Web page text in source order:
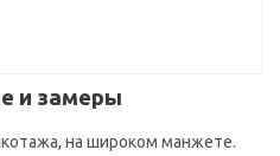
и замеры
на широком манжете.